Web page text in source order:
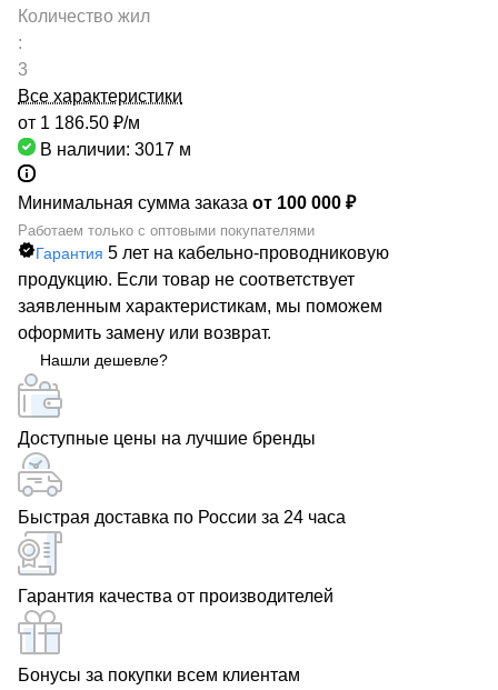
Количество жил
:
3
Все характеристики
от 1 186.50 ₽/м
В наличии: 3017 м
Минимальная сумма заказа от 100 000 ₽
Работаем только с оптовыми покупателями
Гарантия 5 лет на кабельно-проводниковую
продукцию. Если товар не соответствует
заявленным характеристикам, мы поможем
оформить замену или возврат.
Нашли дешевле?
Доступные цены на лучшие бренды
Быстрая доставка по России за 24 часа
Гарантия качества от производителей
Бонусы за покупки всем клиентам